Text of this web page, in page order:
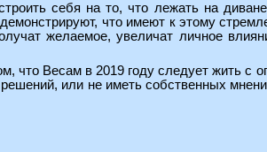
себя на то, что лежать на
что имеют к этому
желаемое, увеличат личное
что Весам в 2019 году следует жить с
решений, или не иметь собственных